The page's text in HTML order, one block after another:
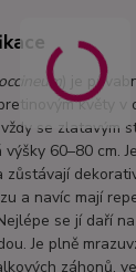
) je
květy v
se zlatavým
60–80 cm.
zůstávají
a navíc mají
se jí daří
Je plně
záhonů,